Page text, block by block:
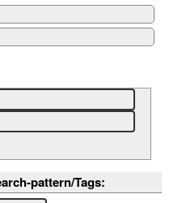
pattern/Tags: